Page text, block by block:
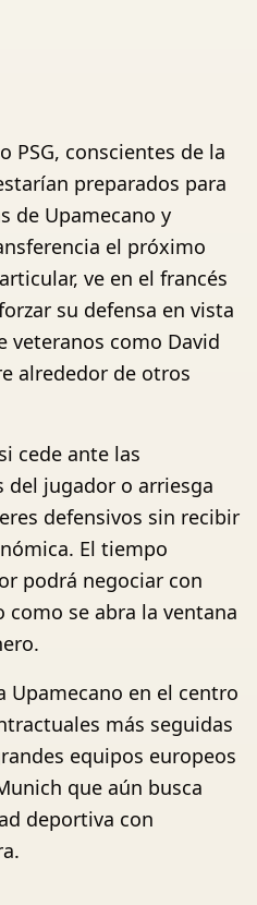
PSG, conscientes de la
preparados para
de Upamecano y
el próximo
ve en el francés
su defensa en vista
veteranos como David
alrededor de otros
cede ante las
del jugador o arriesga
defensivos sin recibir
El tiempo
podrá negociar con
se abra la ventana
Upamecano en el centro
más seguidas
equipos europeos
que aún busca
deportiva con